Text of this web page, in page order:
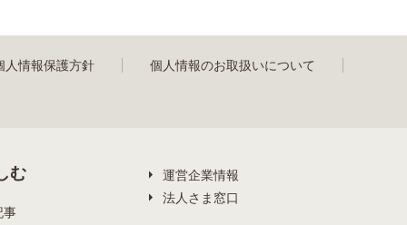
人情報保護方針 個人情報のお取扱いについて
む
事
運営企業情報
法人さま窓口